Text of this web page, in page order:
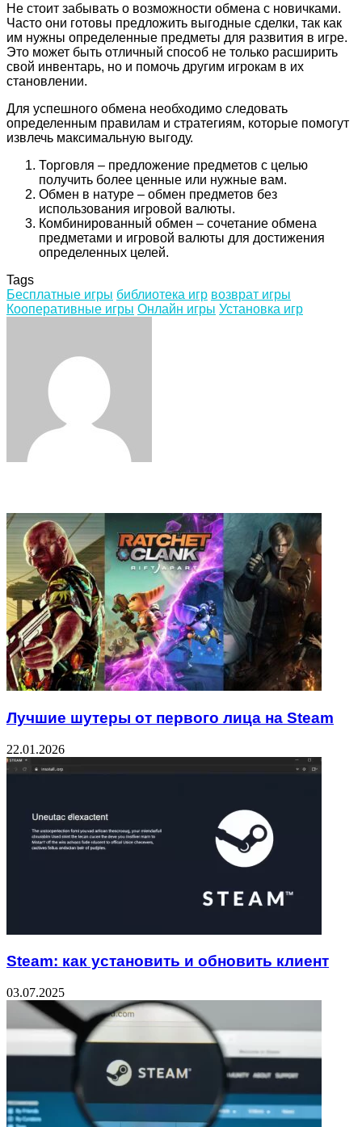
Не стоит забывать о возможности обмена с новичками.
Часто они готовы предложить выгодные сделки, так как
им нужны определенные предметы для развития в игре.
Это может быть отличный способ не только расширить
свой инвентарь, но и помочь другим игрокам в их
становлении.
Для успешного обмена необходимо следовать
определенным правилам и стратегиям, которые помогут
извлечь максимальную выгоду.
Торговля – предложение предметов с целью
получить более ценные или нужные вам.
Обмен в натуре – обмен предметов без
использования игровой валюты.
Комбинированный обмен – сочетание обмена
предметами и игровой валюты для достижения
определенных целей.
Tags
Бесплатные игры библиотека игр возврат игры
Кооперативные игры Онлайн игры Установка игр
Лучшие шутеры от первого лица на Steam
22.01.2026
Steam: как установить и обновить клиент
03.07.2025